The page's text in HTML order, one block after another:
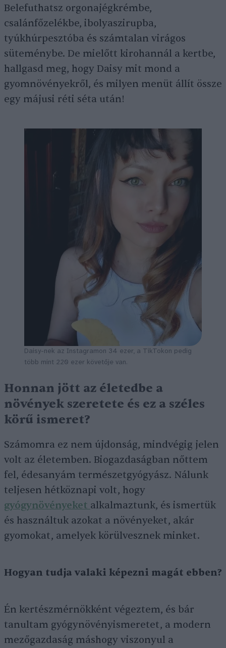
Belefuthatsz orgonajégkrémbe,
csalánfőzelékbe, ibolyaszirupba,
tyúkhúrpesztóba és számtalan virágos
süteménybe. De mielőtt kirohannál a kertbe,
hallgasd meg, hogy Daisy mit mond a
gyomnövényekről, és milyen menüt állít össze
egy májusi réti séta után!
Daisy-nek az Instagramon 34 ezer, a TikTokon pedig
több mint 220 ezer követője van.
Honnan jött az életedbe a
növények szeretete és ez a széles
körű ismeret?
Számomra ez nem újdonság, mindvégig jelen
volt az életemben. Biogazdaságban nőttem
fel, édesanyám természetgyógyász. Nálunk
teljesen hétköznapi volt, hogy
gyógynövényeket alkalmaztunk, és ismertük
és használtuk azokat a növényeket, akár
gyomokat, amelyek körülvesznek minket.
Hogyan tudja valaki képezni magát ebben?
Én kertészmérnökként végeztem, és bár
tanultam gyógynövényismeretet, a modern
mezőgazdaság máshogy viszonyul a